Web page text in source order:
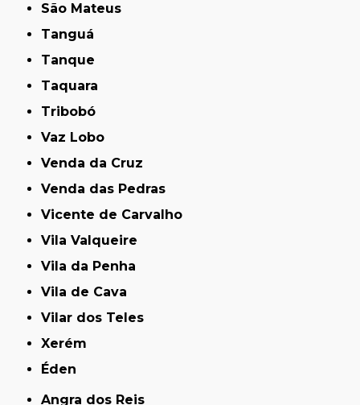
São Mateus
Tanguá
Tanque
Taquara
Tribobó
Vaz Lobo
Venda da Cruz
Venda das Pedras
Vicente de Carvalho
Vila Valqueire
Vila da Penha
Vila de Cava
Vilar dos Teles
Xerém
Éden
Angra dos Reis